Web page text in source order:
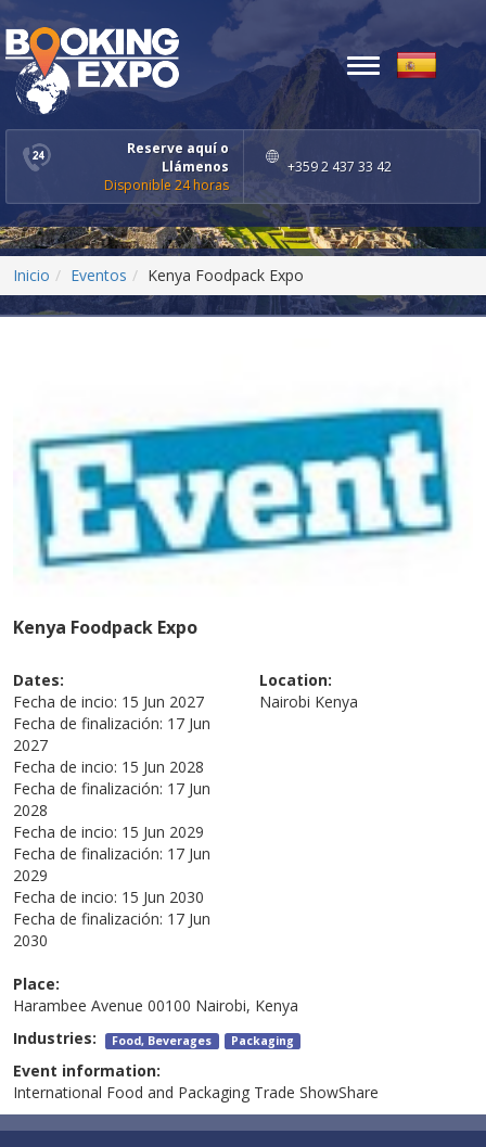
Reserve aquí o
Llámenos
Disponible 24 horas
+359 2 437 33 42
Toggle
navigation
Inicio Eventos Kenya Foodpack Expo
Kenya Foodpack Expo
Dates:
Fecha de incio: 15 Jun 2027
Fecha de finalización: 17 Jun
2027
Fecha de incio: 15 Jun 2028
Fecha de finalización: 17 Jun
2028
Fecha de incio: 15 Jun 2029
Fecha de finalización: 17 Jun
2029
Fecha de incio: 15 Jun 2030
Fecha de finalización: 17 Jun
2030
Location:
Nairobi Kenya
Place:
Harambee Avenue 00100 Nairobi, Kenya
Industries: Food, Beverages Packaging
Event information:
International Food and Packaging Trade ShowShare